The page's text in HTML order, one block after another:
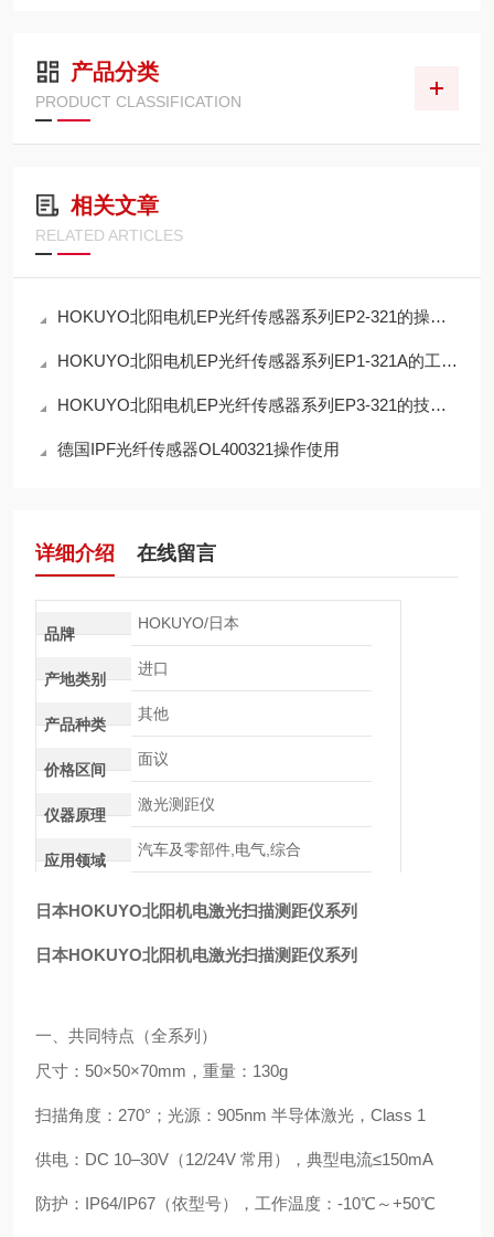
产品分类
PRODUCT CLASSIFICATION
相关文章
RELATED ARTICLES
HOKUYO北阳电机EP光纤传感器系列EP2‑321的操作使用
HOKUYO北阳电机EP光纤传感器系列EP1‑321A的工作原理
HOKUYO北阳电机EP光纤传感器系列EP3‑321的技术参数
德国IPF光纤传感器OL400321操作使用
详细介绍 在线留言
品牌
HOKUYO/日本
产地类别
进口
产品种类
其他
价格区间
面议
仪器原理
激光测距仪
应用领域
汽车及零部件,电气,综合
日本HOKUYO北阳机电激光扫描测距仪系列
日本HOKUYO北阳机电激光扫描测距仪系列
一、共同特点（全系列）
尺寸： 50×50×70mm ，重量： 130g
扫描角度： 270° ；光源：905nm 半导体激光，Class 1
供电：DC 10–30V（12/24V 常用），典型电流≤150mA
防护： IP64/IP67 （依型号），工作温度：-10℃～+50℃